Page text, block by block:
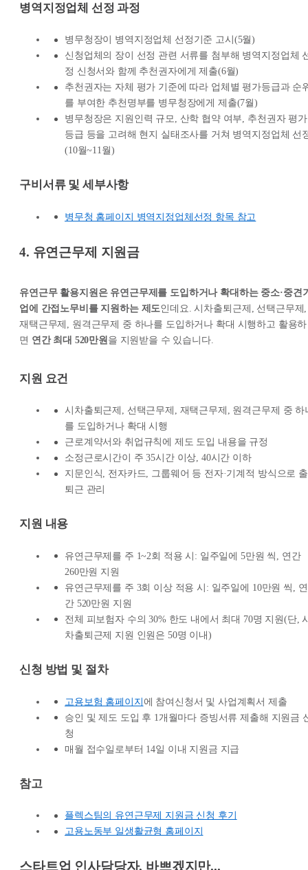
병역지정업체 선정 과정
병무청장이 병역지정업체 선정기준 고시(5월)
신청업체의 장이 선정 관련 서류를 첨부해 병역지정업체
정 신청서와 함께 추천권자에게 제출(6월)
추천권자는 자체 평가 기준에 따라 업체별 평가등급과 순
를 부여한 추천명부를 병무청장에게 제출(7월)
병무청장은 지원인력 규모, 산학 협약 여부, 추천권자 평가
등급 등을 고려해 현지 실태조사를 거쳐 병역지정업체 선
(10월~11월)
구비서류 및 세부사항
병무청 홈페이지 병역지정업체선정 항목 참고
4. 유연근무제 지원금
유연근무 활용지원은 유연근무제를 도입하거나 확대하는 중소·중견
업에 간접노무비를 지원하는 제도인데요. 시차출퇴근제, 선택근무제,
재택근무제, 원격근무제 중 하나를 도입하거나 확대 시행하고 활용하
면 연간 최대 520만원 을 지원받을 수 있습니다.
지원 요건
시차출퇴근제, 선택근무제, 재택근무제, 원격근무제 중 하
를 도입하거나 확대 시행
근로계약서와 취업규칙에 제도 도입 내용을 규정
소정근로시간이 주 35시간 이상, 40시간 이하
지문인식, 전자카드, 그룹웨어 등 전자·기계적 방식으로 출
퇴근 관리
지원 내용
유연근무제를 주 1~2회 적용 시: 일주일에 5만원 씩, 연간
260만원 지원
유연근무제를 주 3회 이상 적용 시: 일주일에 10만원 씩, 연
간 520만원 지원
전체 피보험자 수의 30% 한도 내에서 최대 70명 지원(단,
차출퇴근제 지원 인원은 50명 이내)
신청 방법 및 절차
고용보험 홈페이지에 참여신청서 및 사업계획서 제출
승인 및 제도 도입 후 1개월마다 증빙서류 제출해 지원금
청
매월 접수일로부터 14일 이내 지원금 지급
참고
플렉스팀의 유연근무제 지원금 신청 후기
고용노동부 일생활균형 홈페이지
스타트업 인사담당자, 바쁘겠지만...